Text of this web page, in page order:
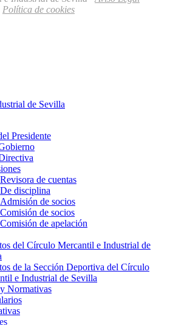
Política de cookies
Presidente
Revisora de cuentas
De disciplina
Admisión de socios
Comisión de socios
Comisión de apelación
del Círculo Mercantil e Industrial de
de la Sección Deportiva del Círculo
e Industrial de Sevilla
Normativas